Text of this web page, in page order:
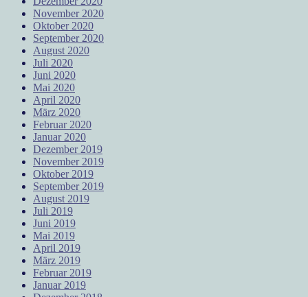
November 2020
Oktober 2020
September 2020
August 2020
Juli 2020
Juni 2020
Mai 2020
April 2020
März 2020
Februar 2020
Januar 2020
Dezember 2019
November 2019
Oktober 2019
September 2019
August 2019
Juli 2019
Juni 2019
Mai 2019
April 2019
März 2019
Februar 2019
Januar 2019